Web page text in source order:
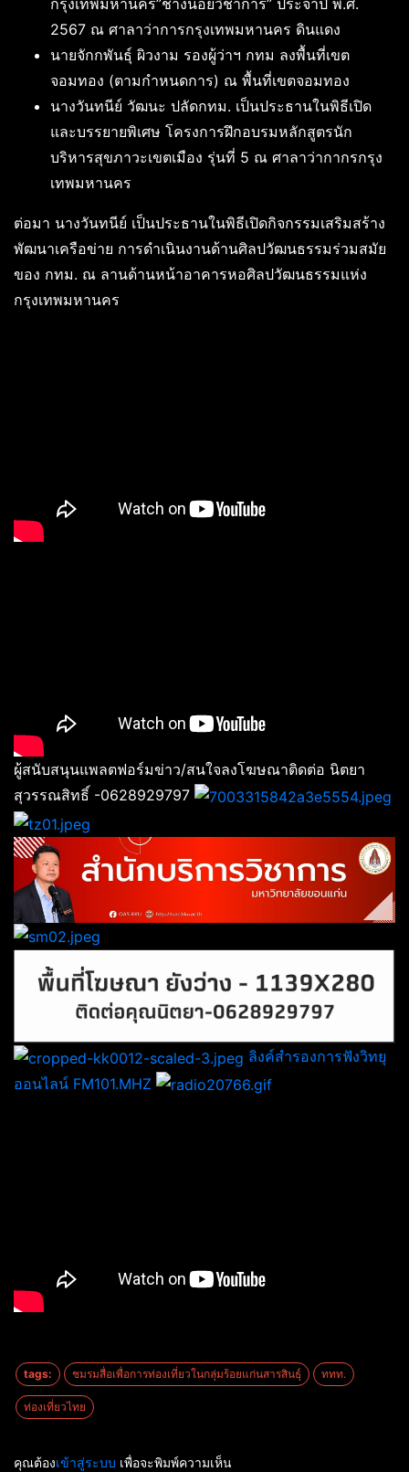
กรุงเทพมหานคร”ช้างน้อยวิชาการ” ประจำปี พ.ศ.
2567 ณ ศาลาว่าการกรุงเทพมหานคร ดินแดง
นายจักกพันธุ์ ผิวงาม รองผู้ว่าฯ กทม ลงพื้นที่เขต
จอมทอง (ตามกำหนดการ) ณ พื้นที่เขตจอมทอง
นางวันทนีย์ วัฒนะ ปลัดกทม. เป็นประธานในพิธีเปิด
และบรรยายพิเศษ โครงการฝึกอบรมหลักสูตรนัก
บริหารสุขภาวะเขตเมือง รุ่นที่ 5 ณ ศาลาว่ากากรกรุง
เทพมหานคร
ต่อมา นางวันทนีย์ เป็นประธานในพิธีเปิดกิจกรรมเสริมสร้าง
พัฒนาเครือข่าย การดำเนินงานด้านศิลปวัฒนธรรมร่วมสมัย
ของ กทม. ณ ลานด้านหน้าอาคารหอศิลปวัฒนธรรมแห่ง
กรุงเทพมหานคร
ผู้สนับสนุนแพลตฟอร์มข่าว/สนใจลงโฆษณาติดต่อ นิตยา
สุวรรณสิทธิ์ -0628929797
ลิงค์สำรองการฟังวิทยุ
ออนไลน์ FM101.MHZ
tags: ชมรมสื่อเพื่อการท่องเที่ยวในกลุ่มร้อยแก่นสารสินธุ์ ททท.
ท่องเที่ยวไทย
คุณต้องเข้าสู่ระบบ เพื่อจะพิมพ์ความเห็น